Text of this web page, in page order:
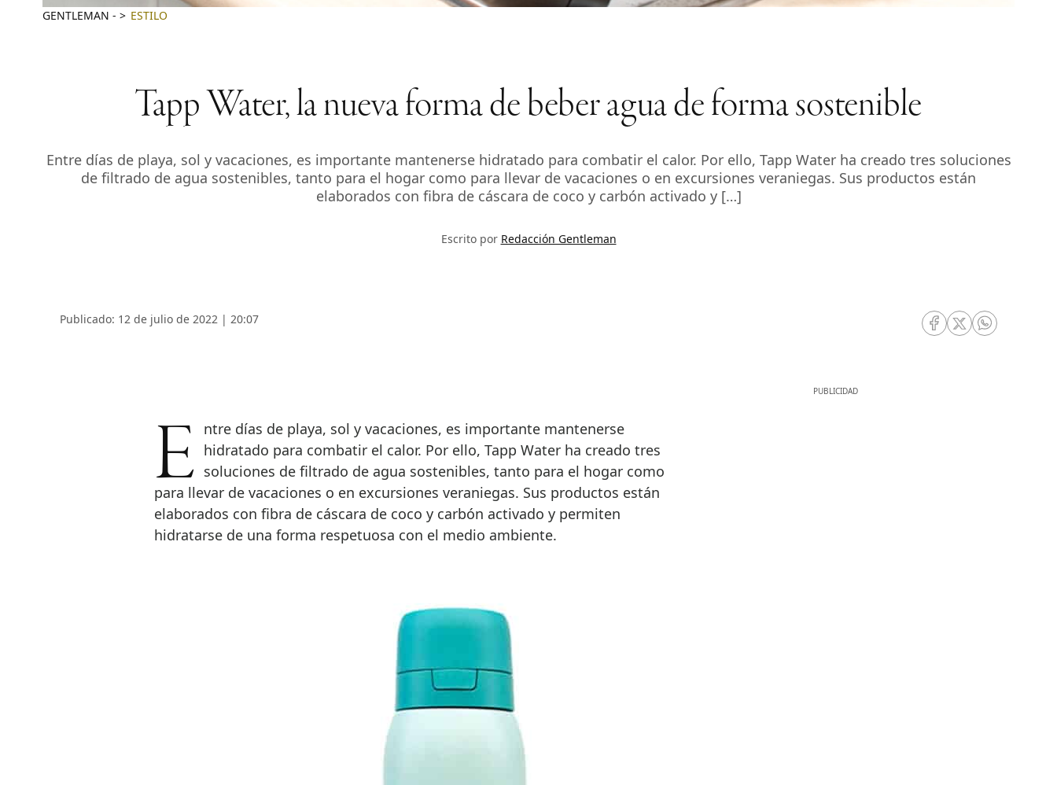
GENTLEMAN - ESTILO
Tapp Water, la nueva forma de beber agua de forma sostenible
Entre días de playa, sol y vacaciones, es importante mantenerse hidratado para combatir el calor. Por ello, Tapp Water ha creado tres soluciones
de filtrado de agua sostenibles, tanto para el hogar como para llevar de vacaciones o en excursiones veraniegas. Sus productos están
elaborados con fibra de cáscara de coco y carbón activado y […]
Escrito por Redacción Gentleman
Publicado: 12 de julio de 2022 | 20:07
RRSS Facebook
RRSS Twitter
RRSS
Entre días de playa, sol y vacaciones, es importante mantenerse hidratado para combatir el calor. Por ello, Tapp Water ha creado tres
soluciones de filtrado de agua sostenibles, tanto para el hogar como
para llevar de vacaciones o en excursiones veraniegas. Sus productos están
elaborados con fibra de cáscara de coco y carbón activado y permiten
hidratarse de una forma respetuosa con el medio ambiente.